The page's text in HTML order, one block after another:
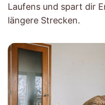
Laufens und spart dir
längere Strecken.